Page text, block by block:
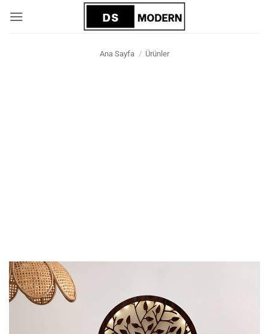
atla
Ana Sayfa / Ürünler